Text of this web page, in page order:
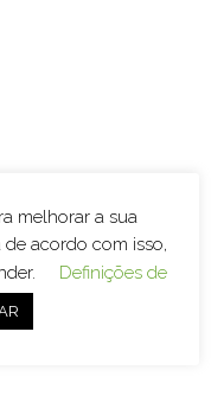
melhorar a sua
de acordo com isso,
Definições de